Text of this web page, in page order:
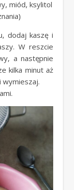
miód, ksylitol
dodaj kaszę i
W reszcie
a następnie
kilka minut aż
wymieszaj.